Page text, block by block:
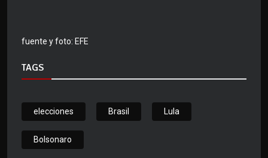
fuente y foto: EFE
TAGS
elecciones Brasil Lula
Bolsonaro